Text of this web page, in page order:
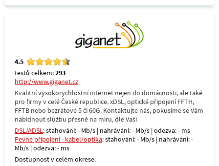
4.5
testů celkem:293
http://www.giganet.cz
Kvalitní vysokorychlostní internet nejen do domácnosti, ale také
pro firmy v celé České republice. xDSL, optické připojení FFTH,
FFTB nebo bezrátové 5 či 60G. Kontaktujte nás, pokusíme se Vám
nabídnout službu přesně na míru, dle Vaši
DSL/ADSL: stahování: - Mb/s | nahrávání: - Mb/s | odezva: - ms
Pevné připojení - kabel/optika: stahování: - Mb/s | nahrávání: -
Mb/s | odezva: - ms
Dostupnost v celém okrese.